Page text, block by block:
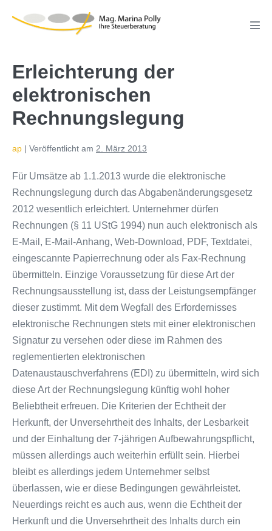
Inhalt
Erleichterung der
elektronischen
Rechnungslegung
ap | Veröffentlicht am 2. März 2013
Für Umsätze ab 1.1.2013 wurde die elektronische
Rechnungslegung durch das Abgabenänderungsgesetz
2012 wesentlich erleichtert. Unternehmer dürfen
Rechnungen (§ 11 UStG 1994) nun auch elektronisch als
E-Mail, E-Mail-Anhang, Web-Download, PDF, Textdatei,
eingescannte Papierrechnung oder als Fax-Rechnung
übermitteln. Einzige Voraussetzung für diese Art der
Rechnungsausstellung ist, dass der Leistungsempfänger
dieser zustimmt. Mit dem Wegfall des Erfordernisses
elektronische Rechnungen stets mit einer elektronischen
Signatur zu versehen oder diese im Rahmen des
reglementierten elektronischen
Datenaustauschverfahrens (EDI) zu übermitteln, wird sich
diese Art der Rechnungslegung künftig wohl hoher
Beliebtheit erfreuen. Die Kriterien der Echtheit der
Herkunft, der Unversehrtheit des Inhalts, der Lesbarkeit
und der Einhaltung der 7-jährigen Aufbewahrungspflicht,
müssen allerdings auch weiterhin erfüllt sein. Hierbei
bleibt es allerdings jedem Unternehmer selbst
überlassen, wie er diese Bedingungen gewährleistet.
Neuerdings reicht es auch aus, wenn die Echtheit der
Herkunft und die Unversehrtheit des Inhalts durch ein